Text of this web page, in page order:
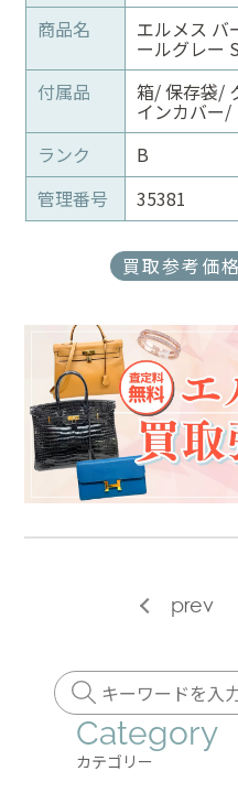
商品名
エルメス バ
ールグレー
付属品
箱/ 保存袋/
インカバー/
ランク
B
管理番号
35381
買取参考価格
prev
Category
カテゴリー